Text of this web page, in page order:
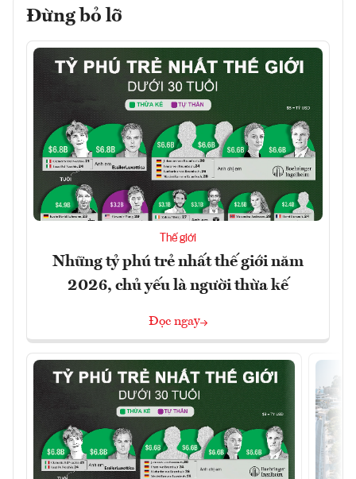
Đừng bỏ lỡ
Thế giới
Những tỷ phú trẻ nhất thế giới năm
2026, chủ yếu là người thừa kế
Đọc ngay